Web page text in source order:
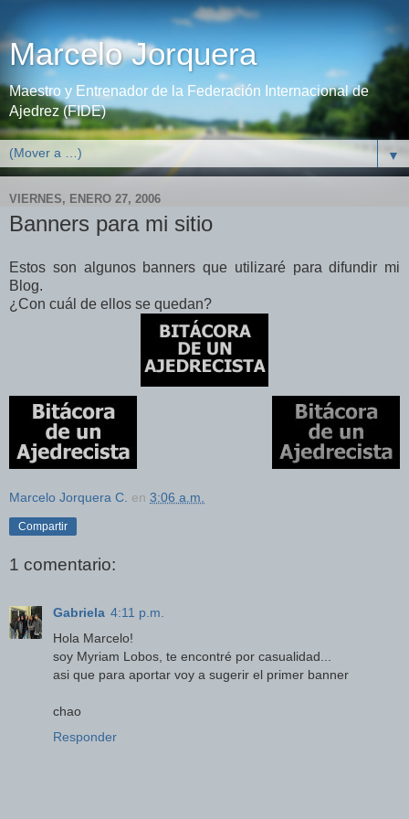
Marcelo Jorquera
Maestro y Entrenador de la Federación Internacional de
Ajedrez (FIDE)
▼
VIERNES, ENERO 27, 2006
Banners para mi sitio
Estos son algunos banners que utilizaré para difundir mi
Blog.
¿Con cuál de ellos se quedan?
Marcelo Jorquera C. en 3:06 a.m.
Compartir
1 comentario:
Gabriela 4:11 p.m.
Hola Marcelo!
soy Myriam Lobos, te encontré por casualidad...
asi que para aportar voy a sugerir el primer banner
chao
Responder